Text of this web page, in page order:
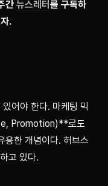
간 뉴스레터 를 구독하
.
어야 한다. 마케팅 믹
Promotion)**로도
용한 개념이다. 허브스
고 있다.